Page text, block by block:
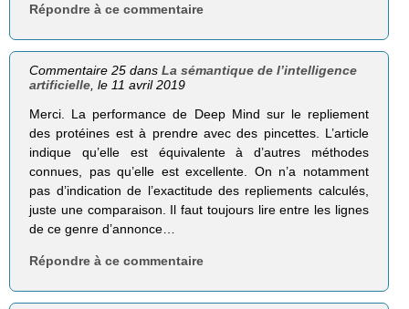
Répondre à ce commentaire
Commentaire 25 dansLa sémantique de l’intelligence
artificielle , le 11 avril 2019
Merci. La performance de Deep Mind sur le repliement
des protéines est à prendre avec des pincettes. L’article
indique qu’elle est équivalente à d’autres méthodes
connues, pas qu’elle est excellente. On n’a notamment
pas d’indication de l’exactitude des repliements calculés,
juste une comparaison. Il faut toujours lire entre les lignes
de ce genre d’annonce…
Répondre à ce commentaire